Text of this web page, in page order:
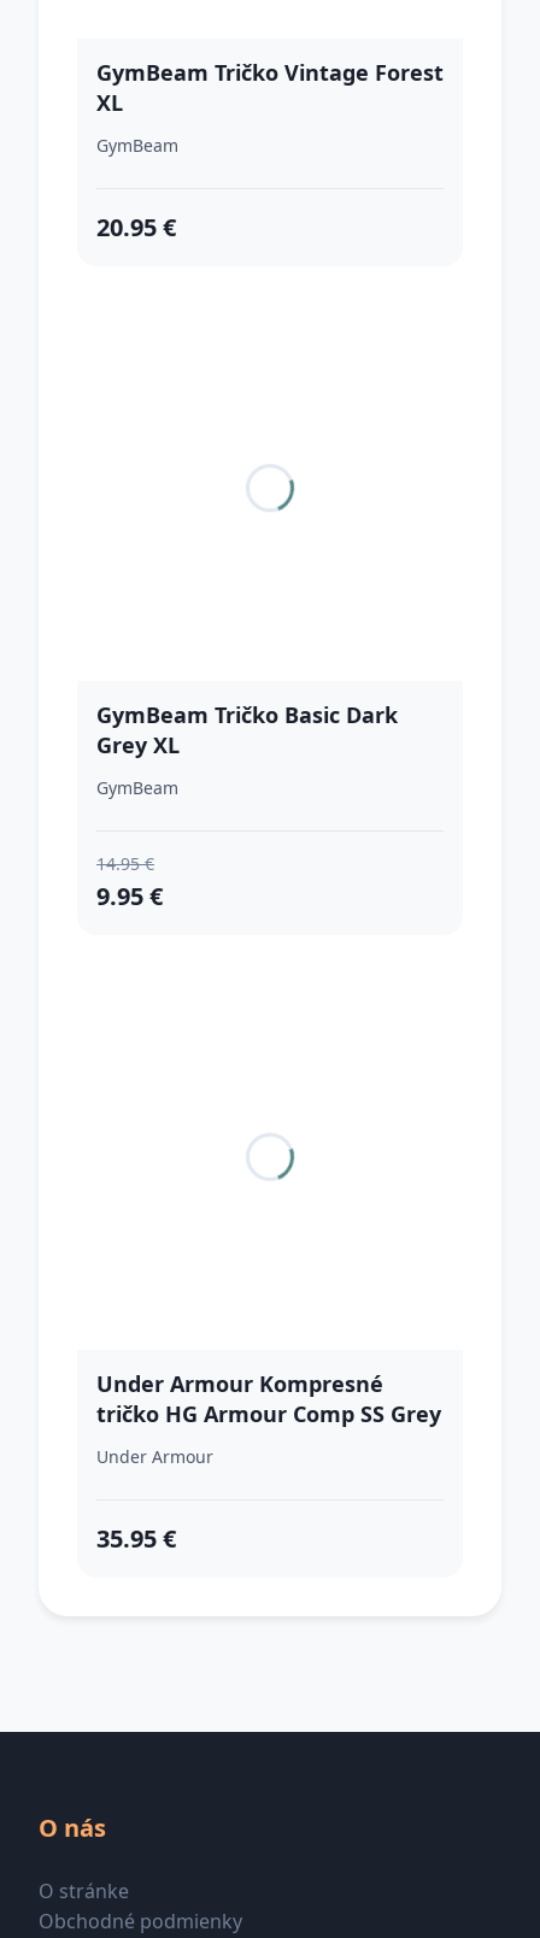
GymBeam Tričko Vintage Forest
XL
GymBeam
20.95 €
GymBeam Tričko Basic Dark
Grey XL
GymBeam
14.95 €
9.95 €
Under Armour Kompresné
tričko HG Armour Comp SS Grey
S
Under Armour
35.95 €
O nás
O stránke
Obchodné podmienky